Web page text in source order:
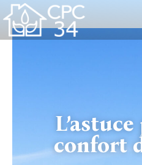
confort